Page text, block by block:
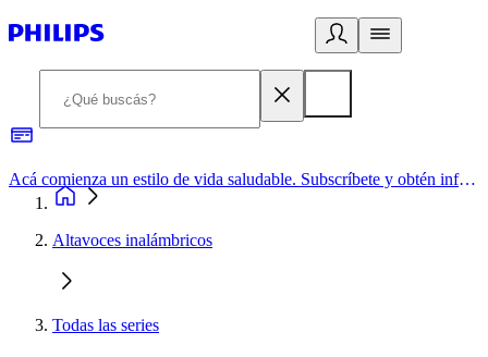
Acá comienza un estilo de vida saludable. Subscríbete y obtén información de primera mano
Altavoces inalámbricos
Todas las series